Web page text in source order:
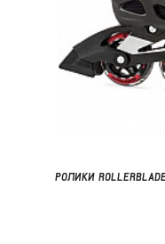
РОЛИКИ